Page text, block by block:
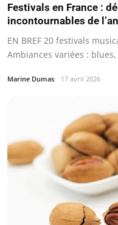
Festivals en France :
incontournables de
EN BREF 20 festivals
Ambiances variées :
Marine Dumas 17 avril 2026